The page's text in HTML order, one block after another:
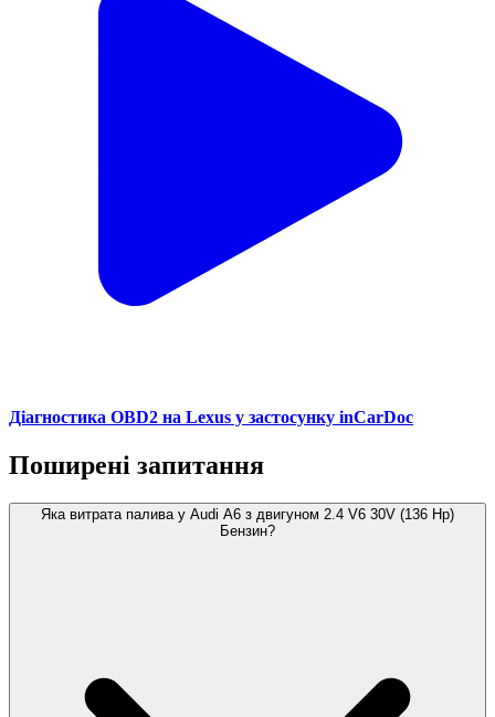
Діагностика OBD2 на Lexus у застосунку inCarDoc
Поширені запитання
Яка витрата палива у Audi A6 з двигуном 2.4 V6 30V (136 Hp)
Бензин?